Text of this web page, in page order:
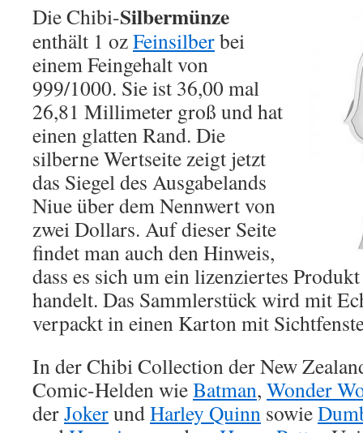
Die Chibi-Silbermünze
enthält 1 ozFeinsilberbei
einem Feingehalt von
999/1000. Sie ist 36,00 mal
26,81 Millimeter groß und hat
einen glatten Rand. Die
silberne Wertseite zeigt jetzt
das Siegel des Ausgabelands
Niue über dem Nennwert von
zwei Dollars. Auf dieser Seite
findet man auch den Hinweis,
dass es sich um ein lizenziertes
handelt. Das Sammlerstück wird mit
verpackt in einen Karton mit
In der Chibi Collection der New
Comic-Helden wieBatman, Wonder
derJokerundHarley Quinn sowie